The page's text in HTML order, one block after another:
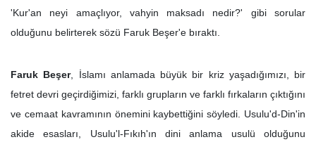
'Kur'an neyi amaçlıyor, vahyin maksadı nedir?' gibi sorular
olduğunu belirterek sözü Faruk Beşer'e bıraktı.
Faruk Beşer, İslamı anlamada büyük bir kriz yaşadığımızı, bir
fetret devri geçirdiğimizi, farklı grupların ve farklı fırkaların çıktığını
ve cemaat kavramının önemini kaybettiğini söyledi. Usulu'd-Din'in
akide esasları, Usulu'l-Fıkıh'ın dini anlama usulü olduğunu